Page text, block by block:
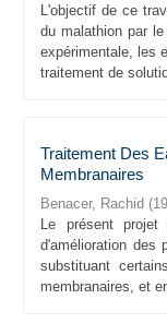
L'objectif de ce
du malathion par
expérimentale, les
traitement de
Traitement Des
Membranaires
Benacer, Rachid (
Le présent
d'amélioration des
substituant
membranaires, et